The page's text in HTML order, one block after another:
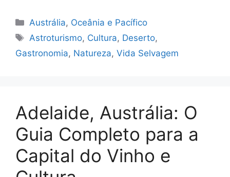
Categorias
Austrália, Oceânia e Pacífico
Tags
Astroturismo, Cultura, Deserto,
Gastronomia, Natureza, Vida Selvagem
Adelaide, Austrália: O
Guia Completo para a
Capital do Vinho e